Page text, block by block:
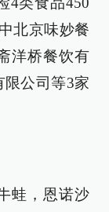
北京味妙餐
洋桥餐饮有
限公司等3家
蛙，恩诺沙